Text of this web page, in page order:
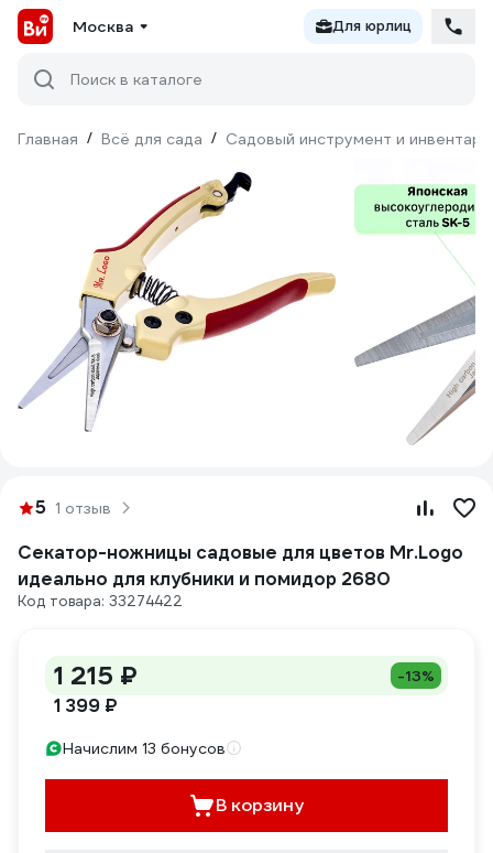
Москва Для юрлиц
Поиск в каталоге
Главная / Всё для сада / Садовый инструмент и инвентарь
5 1 отзыв
Секатор-ножницы садовые для цветов Mr.Logo
идеально для клубники и помидор 2680
Код товара: 33274422
1 215 ₽ -13%
1 399 ₽
Начислим 13 бонусов
В корзину